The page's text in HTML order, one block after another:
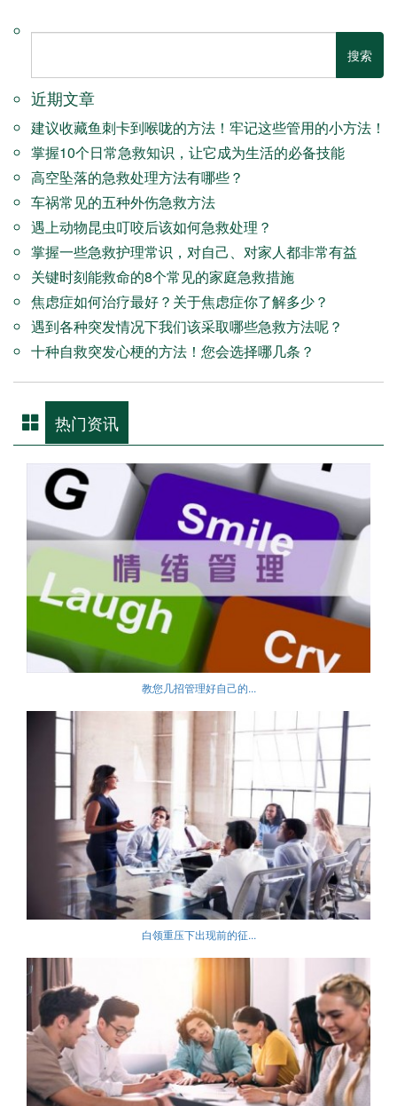
近期文章
建议收藏鱼刺卡到喉咙的方法！牢记这些管用的小方法！
掌握10个日常急救知识，让它成为生活的必备技能
高空坠落的急救处理方法有哪些？
车祸常见的五种外伤急救方法
遇上动物昆虫叮咬后该如何急救处理？
掌握一些急救护理常识，对自己、对家人都非常有益
关键时刻能救命的8个常见的家庭急救措施
焦虑症如何治疗最好？关于焦虑症你了解多少？
遇到各种突发情况下我们该采取哪些急救方法呢？
十种自救突发心梗的方法！您会选择哪几条？
热门资讯
教您几招管理好自己的...
白领重压下出现前的征...